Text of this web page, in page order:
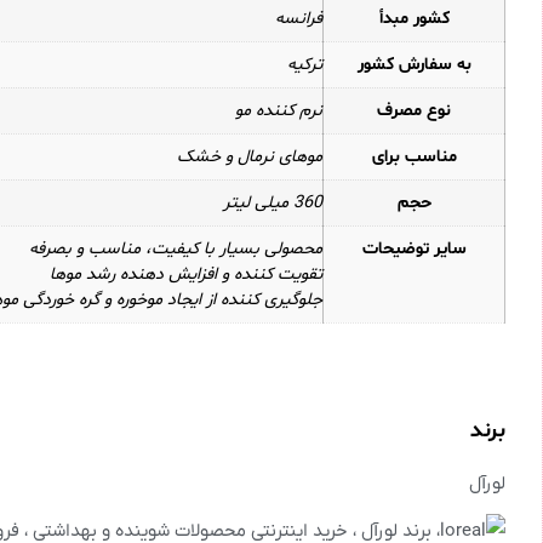
کشور مبدأ
فرانسه
به سفارش کشور
ترکیه
نوع مصرف
نرم کننده مو
مناسب برای
موهای نرمال و خشک
حجم
360 میلی لیتر
سایر توضیحات
محصولی بسیار با کیفیت، مناسب و بصرفه
تقویت کننده و افزایش دهنده رشد موها
جلوگیری کننده از ایجاد موخوره و گره خوردگی
برند
لورآل